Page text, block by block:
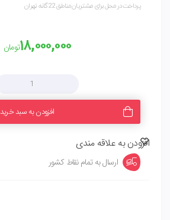
پرداخت در محل برای مشتریان مناطق 22 گانه تهران
۱۸,۰۰۰,۰۰۰تومان
افزودن به سبد خرید
افزودن به علاقه مندی
ارسال به تمام نقاط کشور